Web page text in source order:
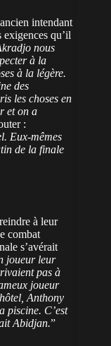
intendant
qu’il
nous
à la
à la légère.
des
les choses en
et on a
:
Eux-mêmes
de la finale
à leur
combat
s’avérait
joueur leur
pas à
joueur
Anthony
piscine. C’est
Abidjan.”